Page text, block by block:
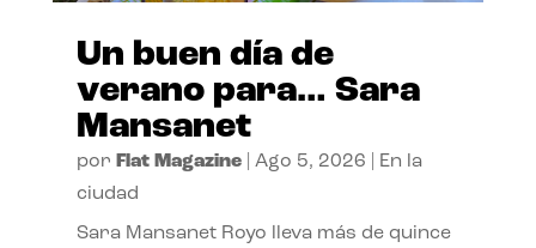
Un buen día de
verano para… Sara
Mansanet
por Flat Magazine| Ago 5, 2026
En la
ciudad
Sara Mansanet Royo lleva más de quince